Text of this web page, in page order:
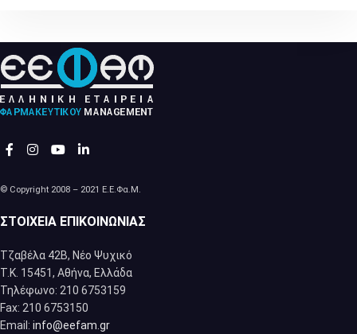
© Copyright 2008 – 2021 Ε.Ε.Φα.Μ.
ΣΤΟΙΧΕΊΑ ΕΠΙΚΟΙΝΩΝΊΑΣ
Τζαβέλα 42Β, Νέο Ψυχικό
Τ.Κ. 15451, Αθήνα, Eλλάδα
Τηλέφωνο: 210 6753159
Fax: 210 6753150
Email: info@eefam.gr